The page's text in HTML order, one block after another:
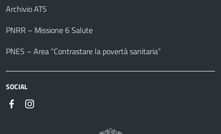
Archivio ATS
PNRR – Missione 6 Salute
PNES – Area “Contrastare la povertà sanitaria”
SOCIAL